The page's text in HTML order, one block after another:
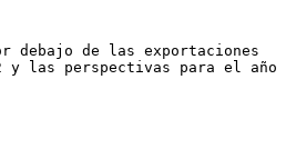
debajo de las exportaciones
y las perspectivas para el año